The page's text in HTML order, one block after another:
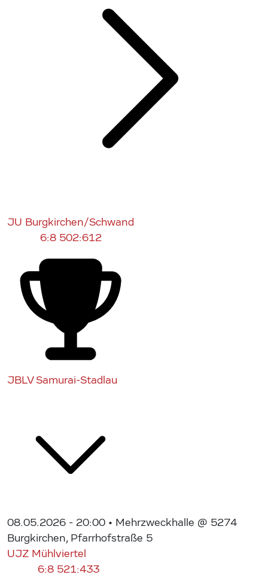
JU Burgkirchen/Schwand
6:8 502:612
JBLV Samurai-Stadlau
08.05.2026 - 20:00 • Mehrzweckhalle @ 5274
Burgkirchen, Pfarrhofstraße 5
UJZ Mühlviertel
6:8 521:433